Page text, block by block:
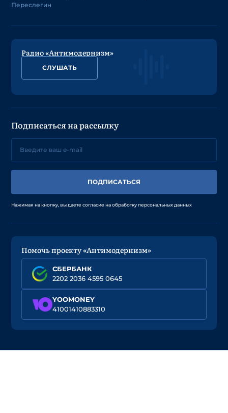
Переслегин
Радио «Антимодернизм»
СЛУШАТЬ
Подписаться на рассылку
ПОДПИСАТЬСЯ
Нажимая на кнопку, вы даете согласие на обработку персональных данных
Помочь проекту «Антимодернизм»
СБЕРБАНК
2202 2036 4595 0645
YOOMONEY
41001410883310